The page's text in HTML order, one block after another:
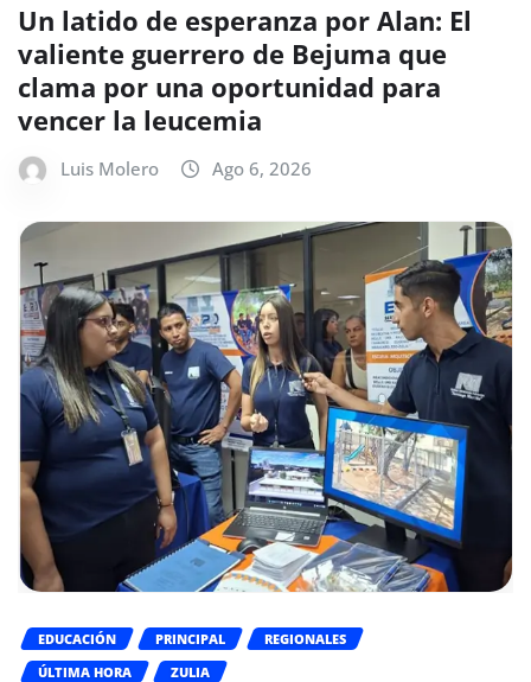
Un latido de esperanza por Alan: El
valiente guerrero de Bejuma que
clama por una oportunidad para
vencer la leucemia
Luis Molero Ago 6, 2026
EDUCACIÓN PRINCIPAL
REGIONALES
ÚLTIMA HORA
ZULIA